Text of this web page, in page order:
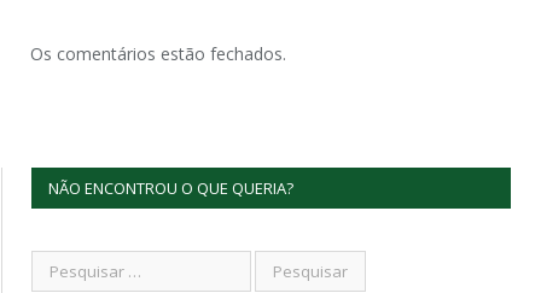
Os comentários estão fechados.
NÃO ENCONTROU O QUE QUERIA?